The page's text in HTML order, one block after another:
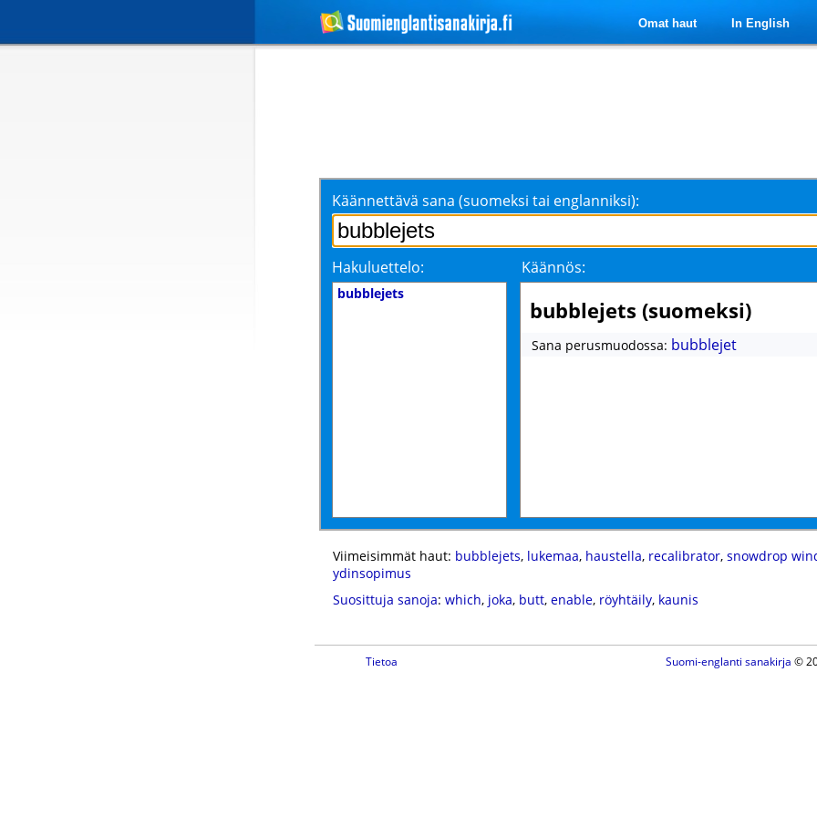
Omat haut In English
Käännettävä sana (suomeksi tai englanniksi):
Hakuluettelo: Käännös:
bubblejets
bubblejets (suomeksi)
Sana perusmuodossa: bubblejet
Viimeisimmät haut: bubblejets, lukemaa, haustella, recalibrator, snowdrop
ydinsopimus
Suosittuja sanoja: which, joka, butt, enable, röyhtäily, kaunis
Tietoa Suomi-englanti sanakirja ©